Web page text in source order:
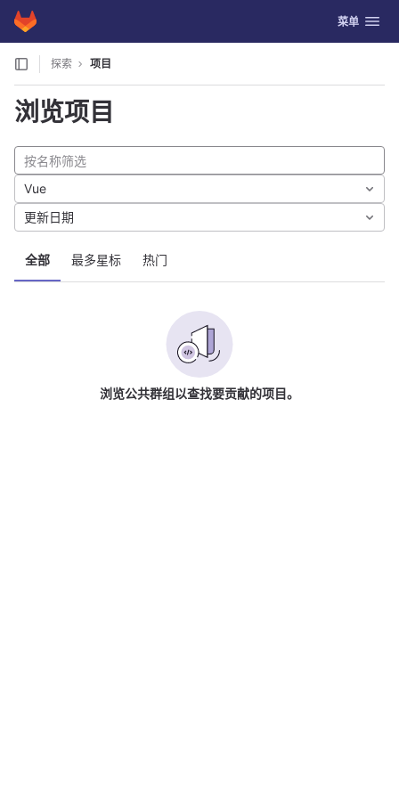
Skip to content
GitLab 切换导航
菜单
探索 项目
浏览项目
全部 最多星标 热门
Vue
更新日期
浏览公共群组以查找要贡献的项目。